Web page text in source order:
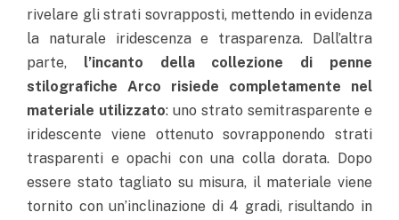
rivelare gli strati sovrapposti, mettendo in evidenza
la naturale iridescenza e trasparenza. Dall’altra
parte, l’incanto della collezione di penne
stilografiche Arco risiede completamente nel
materiale utilizzato: uno strato semitrasparente e
iridescente viene ottenuto sovrapponendo strati
trasparenti e opachi con una colla dorata. Dopo
essere stato tagliato su misura, il materiale viene
tornito con un’inclinazione di 4 gradi, risultando in